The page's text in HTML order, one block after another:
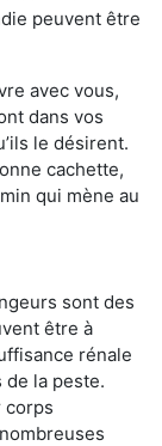
peuvent être
avec vous,
dans vos
le désirent.
cachette,
qui mène au
sont des
être à
rénale
de la peste.
corps